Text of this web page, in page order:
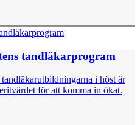
tandläkarprogram
i höst är
för att komma in ökat.